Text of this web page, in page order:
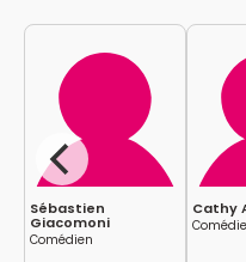
Sébastien
Giacomoni
Comédien
Cathy